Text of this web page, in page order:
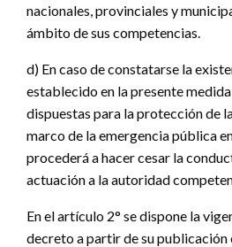
nacionales, provinciales y
ámbito de sus competencias.
d) En caso de constatarse la
establecido en la presente
dispuestas para la protección de
marco de la emergencia pública
procederá a hacer cesar la
actuación a la autoridad
En el artículo 2° se dispone la
decreto a partir de su